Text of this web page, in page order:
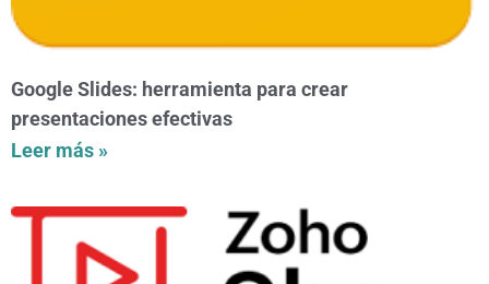
Google Slides: herramienta para crear
presentaciones efectivas
Leer más »